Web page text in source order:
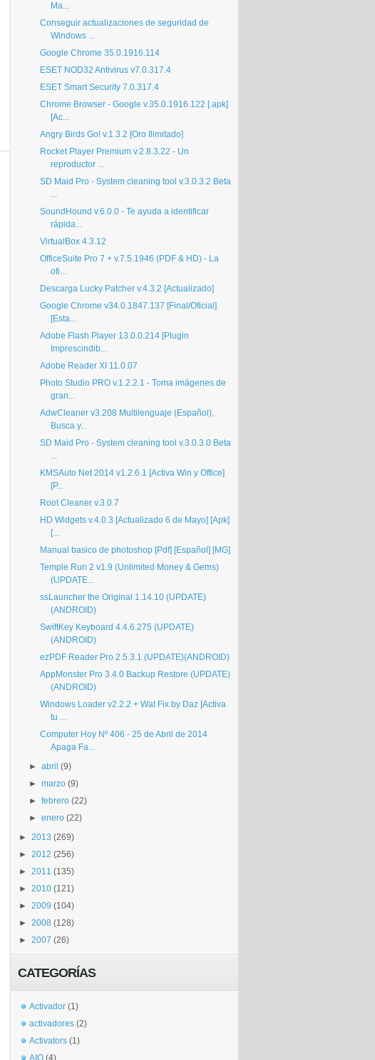
Ma...
Conseguir actualizaciones de seguridad de
Windows ...
Google Chrome 35.0.1916.114
ESET NOD32 Antivirus v7.0.317.4
ESET Smart Security 7.0.317.4
Chrome Browser - Google v.35.0.1916.122 [.apk]
[Ac...
Angry Birds Go! v.1.3.2 [Oro Ilimitado]
Rocket Player Premium v.2.8.3.22 - Un
reproductor ...
SD Maid Pro - System cleaning tool v.3.0.3.2 Beta
...
SoundHound v.6.0.0 - Te ayuda a identificar
rápida...
VirtualBox 4.3.12
OfficeSuite Pro 7 + v.7.5.1946 (PDF & HD) - La
ofi...
Descarga Lucky Patcher v.4.3.2 [Actualizado]
Google Chrome v34.0.1847.137 [Final/Oficial]
[Esta...
Adobe Flash Player 13.0.0.214 [Plugin
Imprescindib...
Adobe Reader XI 11.0.07
Photo Studio PRO v.1.2.2.1 - Toma imágenes de
gran...
AdwCleaner v3.208 Multilenguaje (Español),
Busca y...
SD Maid Pro - System cleaning tool v.3.0.3.0 Beta
...
KMSAuto Net 2014 v1.2.6.1 [Activa Win y Office]
[P...
Root Cleaner v.3.0.7
HD Widgets v.4.0.3 [Actualizado 6 de Mayo] [Apk]
[...
Manual basico de photoshop [Pdf] [Español] [MG]
Temple Run 2 v1.9 (Unlimited Money & Gems)
(UPDATE...
ssLauncher the Original 1.14.10 (UPDATE)
(ANDROID)
SwiftKey Keyboard 4.4.6.275 (UPDATE)
(ANDROID)
ezPDF Reader Pro 2.5.3.1 (UPDATE)(ANDROID)
AppMonster Pro 3.4.0 Backup Restore (UPDATE)
(ANDROID)
Windows Loader v2.2.2 + Wat Fix by Daz [Activa
tu ...
Computer Hoy Nº 406 - 25 de Abril de 2014
Apaga Fa...
►abril (9)
►marzo (9)
►febrero (22)
►enero (22)
► 2013 (269)
► 2012 (256)
► 2011 (135)
► 2010 (121)
► 2009 (104)
► 2008 (128)
► 2007 (26)
CATEGORÍAS
Activador (1)
activadores (2)
Activators (1)
AIO (4)